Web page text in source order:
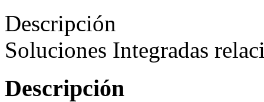
Descripción
Soluciones Integradas
Descripción